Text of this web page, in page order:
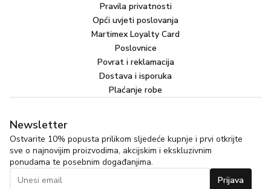
Pravila privatnosti
Opći uvjeti poslovanja
Martimex Loyalty Card
Poslovnice
Povrat i reklamacija
Dostava i isporuka
Plaćanje robe
Newsletter
Ostvarite 10% popusta prilikom sljedeće kupnje i prvi otkrijte
sve o najnovijim proizvodima, akcijskim i ekskluzivnim
ponudama te posebnim događanjima.
Prijava